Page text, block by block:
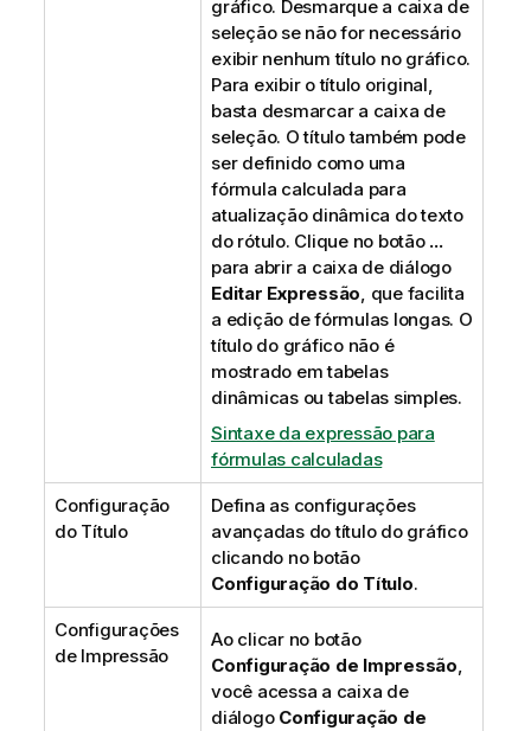
gráfico. Desmarque a caixa de
seleção se não for necessário
exibir nenhum título no gráfico.
Para exibir o título original,
basta desmarcar a caixa de
seleção. O título também pode
ser definido como uma
fórmula calculada para
atualização dinâmica do texto
do rótulo. Clique no botão ...
para abrir a caixa de diálogo
Editar Expressão, que facilita
a edição de fórmulas longas. O
título do gráfico não é
mostrado em tabelas
dinâmicas ou tabelas simples.
Sintaxe da expressão para
fórmulas calculadas
Configuração
do Título
Defina as configurações
avançadas do título do gráfico
clicando no botão
Configuração do Título.
Configurações
de Impressão
Ao clicar no botão
Configuração de Impressão,
você acessa a caixa de
diálogo Configuração de